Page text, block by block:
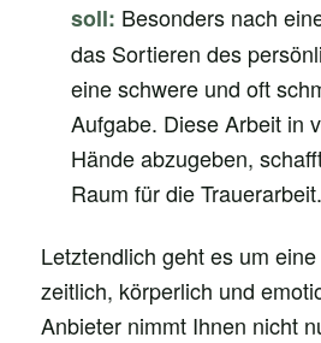
soll: Besonders nach
das Sortieren des
eine schwere und oft
Aufgabe. Diese Arbeit in
Hände abzugeben,
Raum für die Trauerarbeit.
Letztendlich geht es um
zeitlich, körperlich und
Anbieter nimmt Ihnen nicht